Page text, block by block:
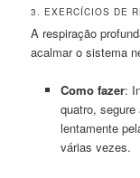
3. EXERCÍCIOS DE
A respiração
acalmar o sistema
Como fazer:
quatro,
lentamente
várias vezes.